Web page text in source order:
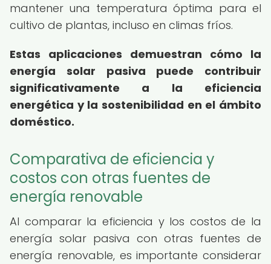
mantener una temperatura óptima para el
cultivo de plantas, incluso en climas fríos.
Estas aplicaciones demuestran cómo la
energía solar pasiva puede contribuir
significativamente a la eficiencia
energética y la sostenibilidad en el ámbito
doméstico.
Comparativa de eficiencia y
costos con otras fuentes de
energía renovable
Al comparar la eficiencia y los costos de la
energía solar pasiva con otras fuentes de
energía renovable, es importante considerar